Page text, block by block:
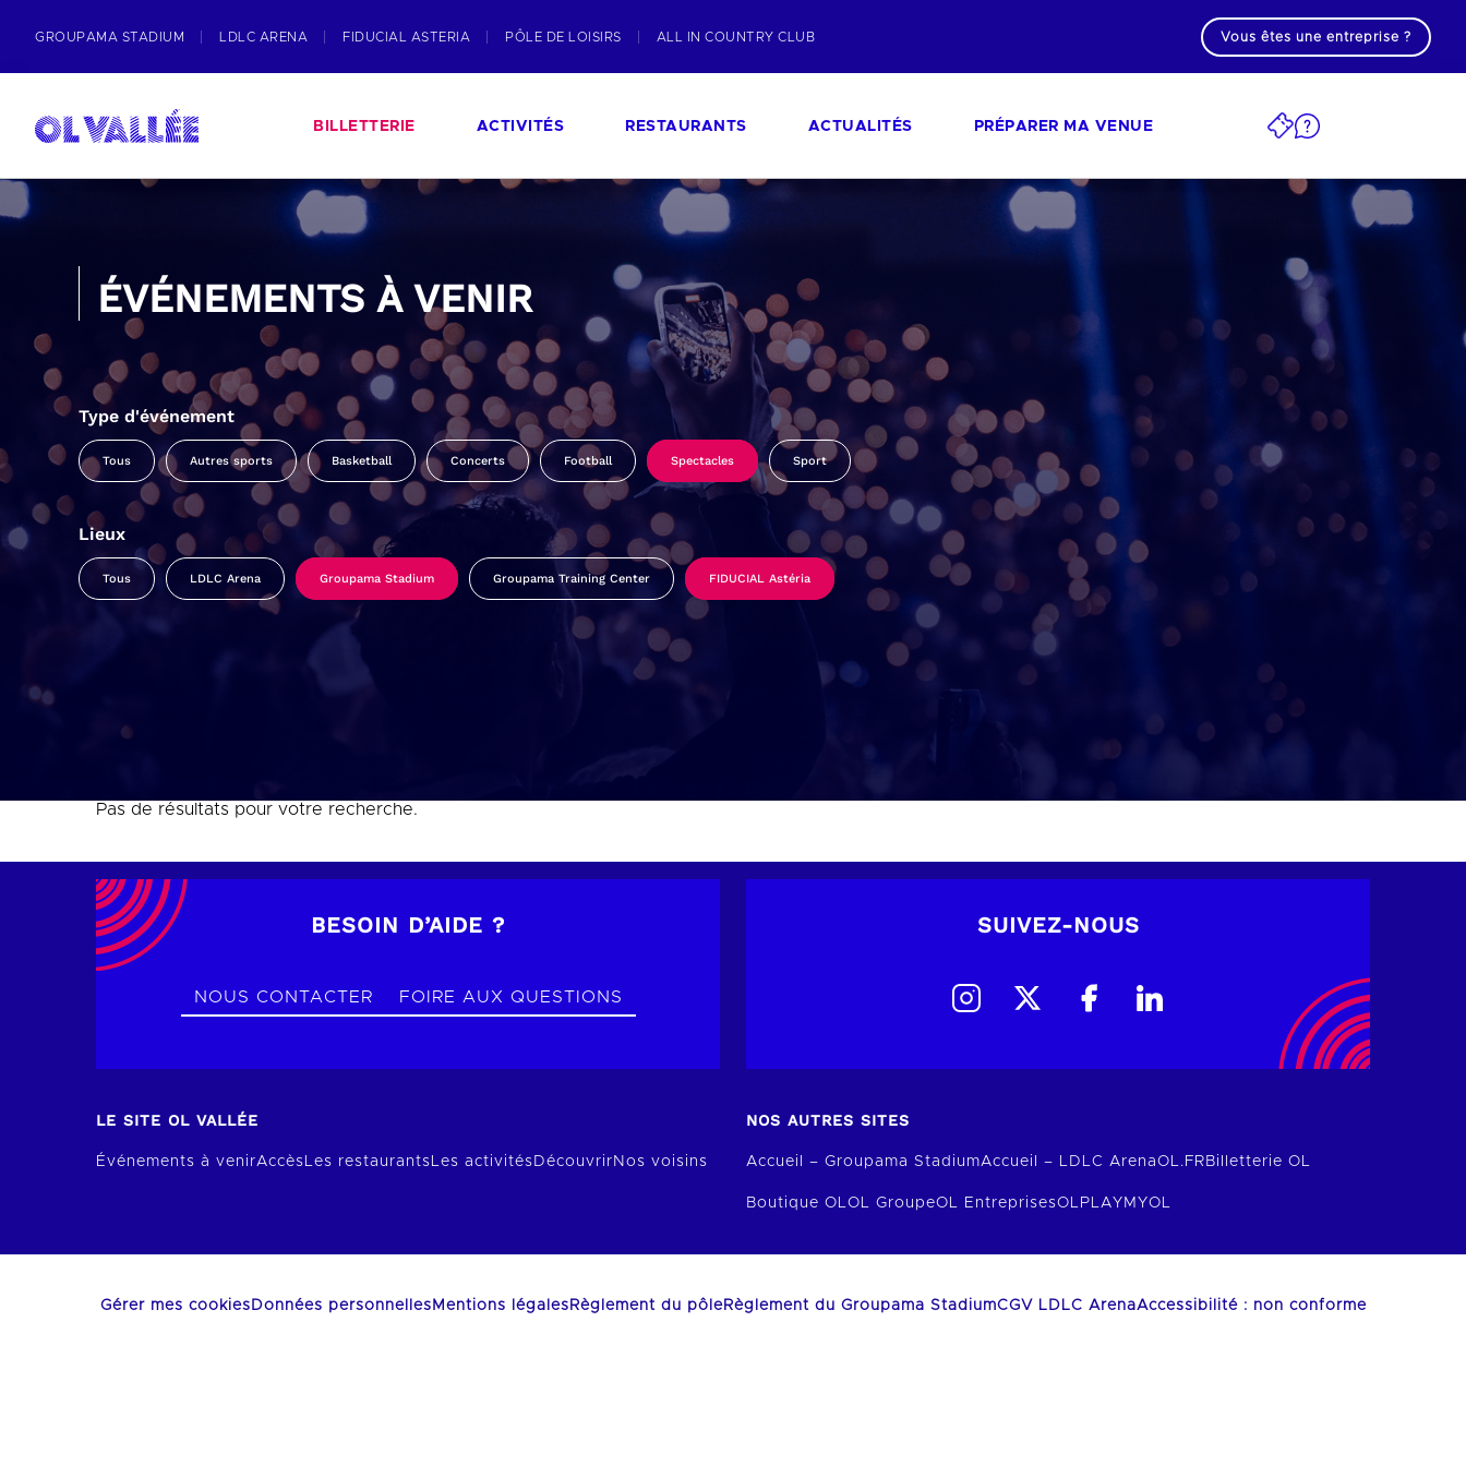
GROUPAMA STADIUM LDLC ARENA FIDUCIAL ASTERIA PÔLE DE LOISIRS ALL IN COUNTRY CLUB Vous êtes une entreprise ?
BILLETTERIE ACTIVITÉS RESTAURANTS ACTUALITÉS PRÉPARER MA VENUE
ÉVÉNEMENTS À VENIR
Type d'événement
Tous Autres sports Basketball Concerts Football Spectacles Sport
Lieux
Tous LDLC Arena Groupama Stadium Groupama Training Center FIDUCIAL Astéria
Pas de résultats pour votre recherche.
BESOIN D’AIDE ?
NOUS CONTACTER FOIRE AUX QUESTIONS
SUIVEZ-NOUS
LE SITE OL VALLÉE
Événements à venirAccèsLes restaurantsLes activités Découvrir Nos voisins
NOS AUTRES SITES
Accueil – Groupama StadiumAccueil – LDLC ArenaOL.FR Billetterie OL
Boutique OLOL GroupeOL EntreprisesOLPLAY MYOL
Gérer mes cookies Données personnelles Mentions légales Règlement du pôleRèglement du Groupama StadiumCGV LDLC ArenaAccessibilité : non conforme